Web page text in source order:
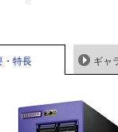
・特長 ギャ